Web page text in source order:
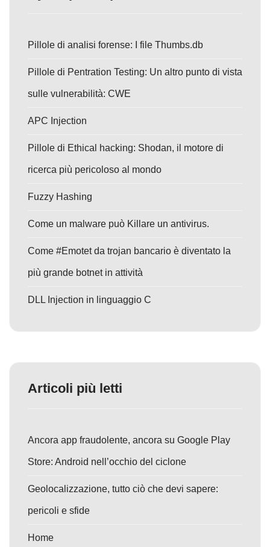
Pillole di analisi forense: I file Thumbs.db
Pillole di Pentration Testing: Un altro punto di vista
sulle vulnerabilità: CWE
APC Injection
Pillole di Ethical hacking: Shodan, il motore di
ricerca più pericoloso al mondo
Fuzzy Hashing
Come un malware può Killare un antivirus.
Come #Emotet da trojan bancario è diventato la
più grande botnet in attività
DLL Injection in linguaggio C
Articoli più letti
Ancora app fraudolente, ancora su Google Play
Store: Android nell’occhio del ciclone
Geolocalizzazione, tutto ciò che devi sapere:
pericoli e sfide
Home